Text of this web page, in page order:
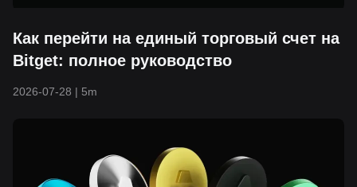
Как перейти на единый торговый счет на
Bitget: полное руководство
2026-07-28 | 5m